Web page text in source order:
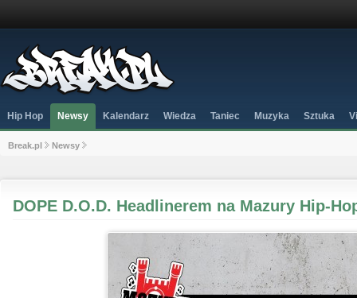
Hip Hop Newsy Kalendarz Wiedza Taniec Muzyka Sztuka
Break.pl Newsy
DOPE D.O.D. Headlinerem na Mazury Hip-